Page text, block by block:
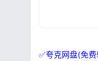
✅夸克网盘(免